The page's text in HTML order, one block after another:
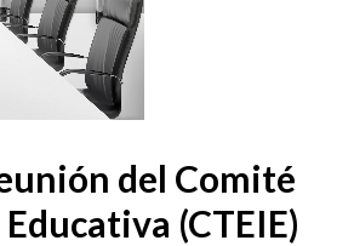
del Comité
(CTEIE)